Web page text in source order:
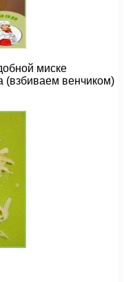
миске
(взбиваем венчиком)